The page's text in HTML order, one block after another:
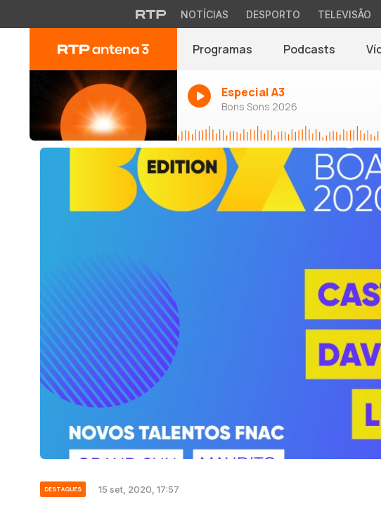
NOTÍCIAS DESPORTO TELEVISÃO
Programas Podcasts
Especial A3
Bons Sons 2026
DESTAQUES 15 set, 2020, 17:57